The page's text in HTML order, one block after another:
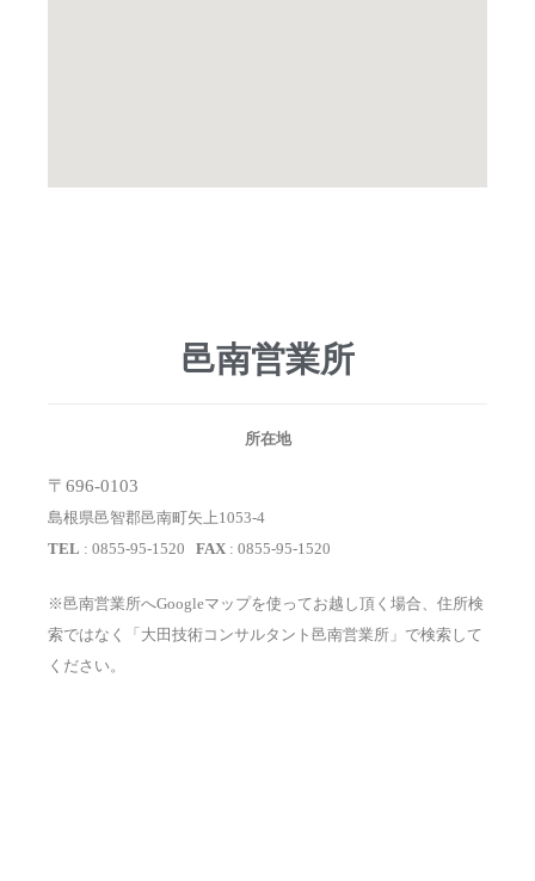
邑南営業所
所在地
〒696-0103
島根県邑智郡邑南町矢上1053-4
TEL : 0855-95-1520 FAX : 0855-95-1520
※邑南営業所へGoogleマップを使ってお越し頂く場合、住所検
索ではなく「大田技術コンサルタント邑南営業所」で検索して
ください。